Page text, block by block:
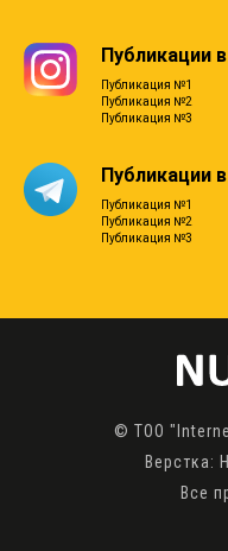
Публикации
Публикация №1
Публикация №2
Публикация №3
Публикации
Публикация №1
Публикация №2
Публикация №3
© ТОО
Верстка:
Все